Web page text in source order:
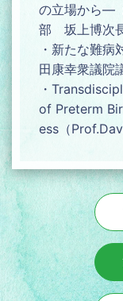
の立場から―
部 坂上博次長
・新たな難
田康幸衆議院
・
of Preterm
ess（